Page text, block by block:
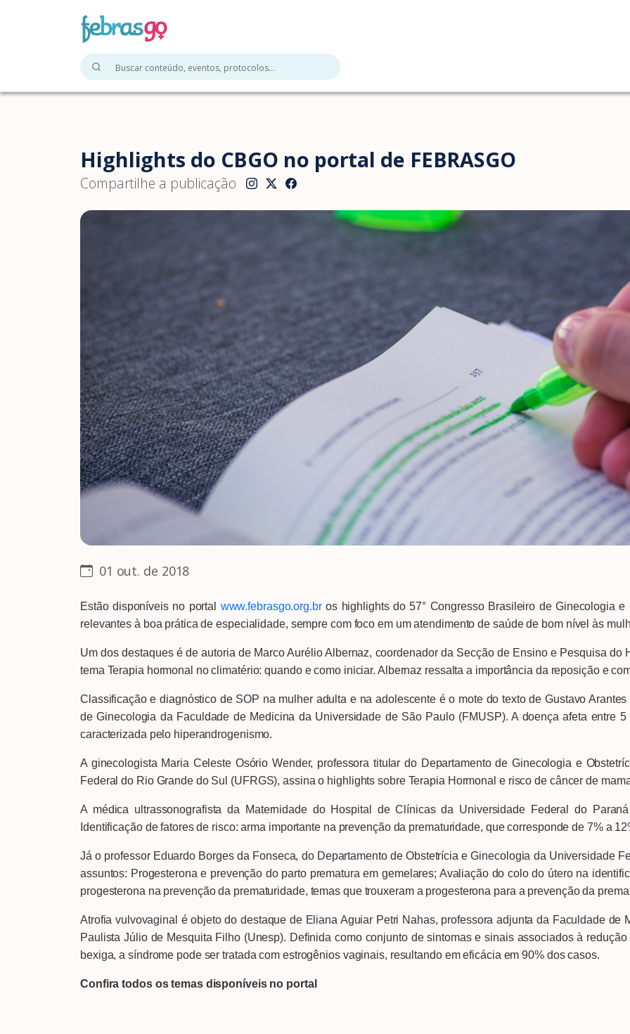
Highlights do CBGO no portal de FEBRASGO
Compartilhe a publicação
01 out. de 2018
Estão disponíveis no portal www.febrasgo.org.bros highlights do 57° Congresso Brasileiro de Ginecologia e
relevantes à boa prática de especialidade, sempre com foco em um atendimento de saúde de bom nível às
Um dos destaques é de autoria de Marco Aurélio Albernaz, coordenador da Secção de Ensino e Pesquisa do
tema Terapia hormonal no climatério: quando e como iniciar. Albernaz ressalta a importância da reposição e
Classificação e diagnóstico de SOP na mulher adulta e na adolescente é o mote do texto de Gustavo
de Ginecologia da Faculdade de Medicina da Universidade de São Paulo (FMUSP). A doença afeta entre
caracterizada pelo hiperandrogenismo.
A ginecologista Maria Celeste Osório Wender, professora titular do Departamento de Ginecologia e
Federal do Rio Grande do Sul (UFRGS), assina o highlights sobre Terapia Hormonal e risco de câncer de
A médica ultrassonografista da Maternidade do Hospital de Clínicas da Universidade Federal do
Identificação de fatores de risco: arma importante na prevenção da prematuridade, que corresponde de 7% a
Já o professor Eduardo Borges da Fonseca, do Departamento de Obstetrícia e Ginecologia da Universidade
assuntos: Progesterona e prevenção do parto prematura em gemelares; Avaliação do colo do útero na
progesterona na prevenção da prematuridade, temas que trouxeram a progesterona para a prevenção da
Atrofia vulvovaginal é objeto do destaque de Eliana Aguiar Petri Nahas, professora adjunta da Faculdade de
Paulista Júlio de Mesquita Filho (Unesp). Definida como conjunto de sintomas e sinais associados à
bexiga, a síndrome pode ser tratada com estrogênios vaginais, resultando em eficácia em 90% dos casos.
Confira todos os temas disponíveis no portal